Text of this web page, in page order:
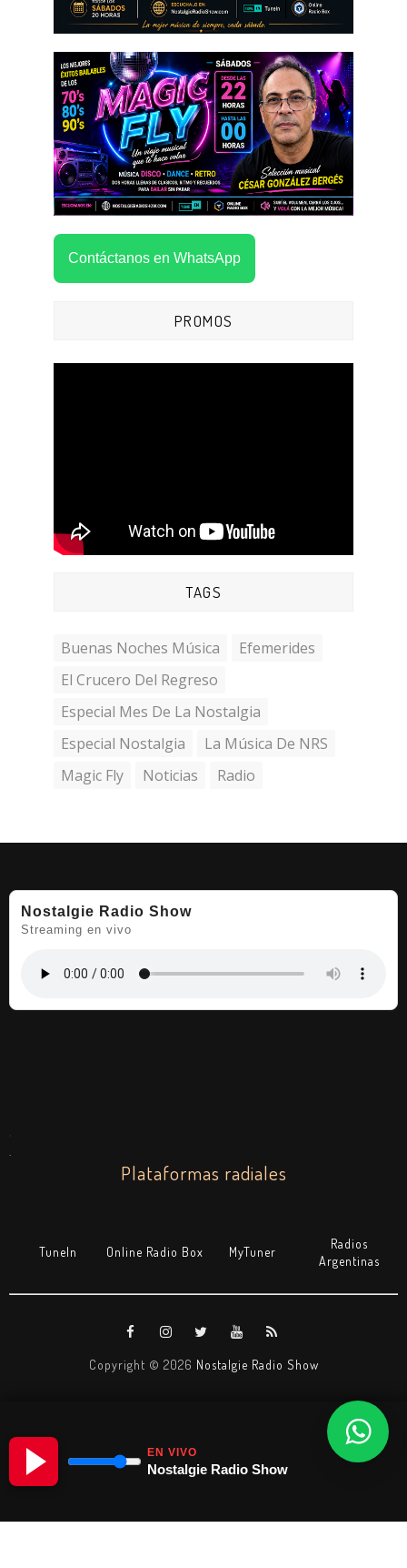
EN VIVO
Nostalgie Radio Show
Contáctanos en WhatsApp
PROMOS
TAGS
Buenas Noches Música
Efemerides
El Crucero Del Regreso
Especial Mes De La Nostalgia
Especial Nostalgia
La Música De NRS
Magic Fly
Noticias Radio
Nostalgie Radio Show
Streaming en vivo
.
Plataformas radiales
TuneIn Online Radio Box MyTuner
Radios
Argentinas
Copyright © 2026 Nostalgie Radio Show